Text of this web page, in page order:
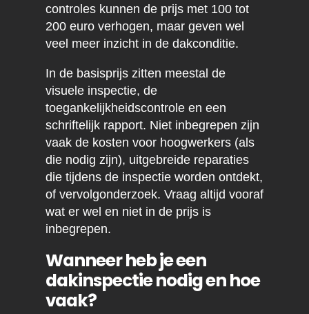
controles kunnen de prijs met 100 tot
200 euro verhogen, maar geven wel
veel meer inzicht in de dakconditie.
In de basisprijs zitten meestal de
visuele inspectie, de
toegankelijkheidscontrole en een
schriftelijk rapport. Niet inbegrepen zijn
vaak de kosten voor hoogwerkers (als
die nodig zijn), uitgebreide reparaties
die tijdens de inspectie worden ontdekt,
of vervolgonderzoek. Vraag altijd vooraf
wat er wel en niet in de prijs is
inbegrepen.
Wanneer heb je een
dakinspectie nodig en hoe
vaak?